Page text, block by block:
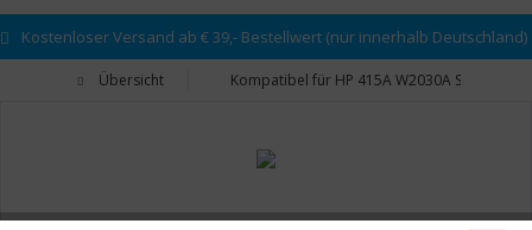
Kostenloser Versand ab € 39,- Bestellwert (nur innerhalb Deutschland)
Übersicht Kompatibel für HP 415A W2030A Schwarz